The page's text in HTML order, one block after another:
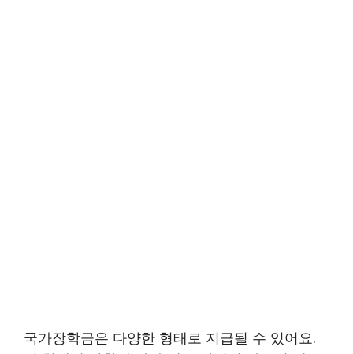
국가장학금은 다양한 형태로 지급될 수 있어요.